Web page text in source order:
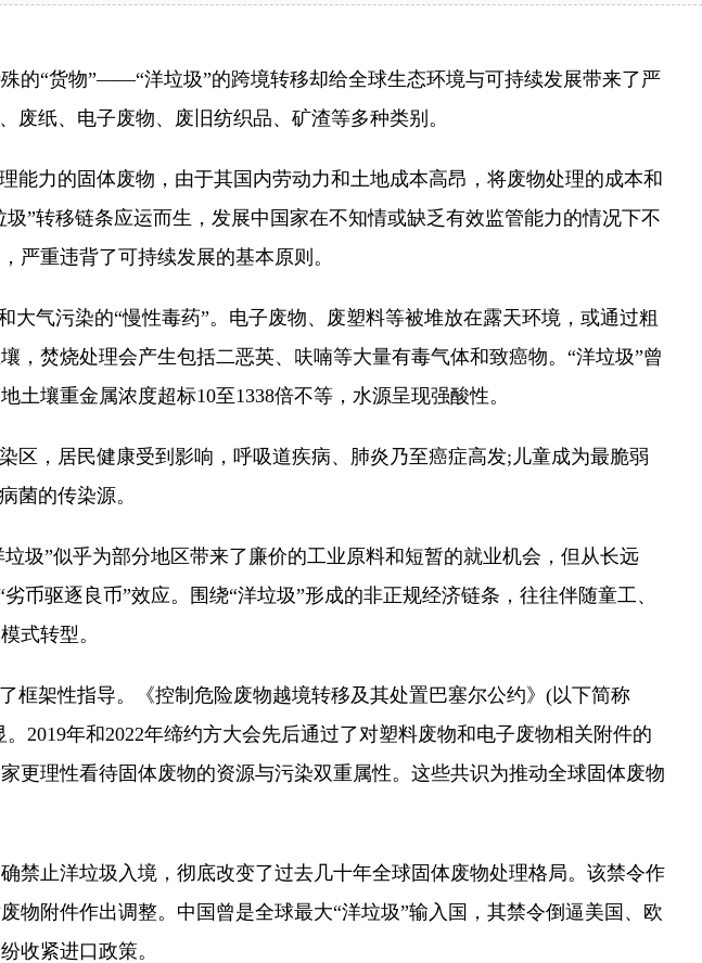
“货物”——“洋垃圾”的跨境转移却给全球生态环境与可持续发展带来了严
纸、电子废物、废旧纺织品、矿渣等多种类别。
力的固体废物，由于其国内劳动力和土地成本高昂，将废物处理的成本和
”转移链条应运而生，发展中国家在不知情或缺乏有效监管能力的情况下不
严重违背了可持续发展的基本原则。
气污染的“慢性毒药”。电子废物、废塑料等被堆放在露天环境，或通过粗
焚烧处理会产生包括二恶英、呋喃等大量有毒气体和致癌物。“洋垃圾”曾
壤重金属浓度超标10至1338倍不等，水源呈现强酸性。
，居民健康受到影响，呼吸道疾病、肺炎乃至癌症高发;儿童成为最脆弱
菌的传染源。
”似乎为部分地区带来了廉价的工业原料和短暂的就业机会，但从长远
币驱逐良币”效应。围绕“洋垃圾”形成的非正规经济链条，往往伴随童工、
式转型。
架性指导。《控制危险废物越境转移及其处置巴塞尔公约》(以下简称
2019年和2022年缔约方大会先后通过了对塑料废物和电子废物相关附件的
更理性看待固体废物的资源与污染双重属性。这些共识为推动全球固体废物
止洋垃圾入境，彻底改变了过去几十年全球固体废物处理格局。该禁令作
附件作出调整。中国曾是全球最大“洋垃圾”输入国，其禁令倒逼美国、欧
收紧进口政策。